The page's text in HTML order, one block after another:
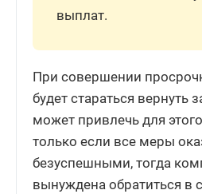
выплат.
При совершении
будет стараться вернуть
может привлечь для
только если все меры
безуспешными, тогда
вынуждена обратиться в